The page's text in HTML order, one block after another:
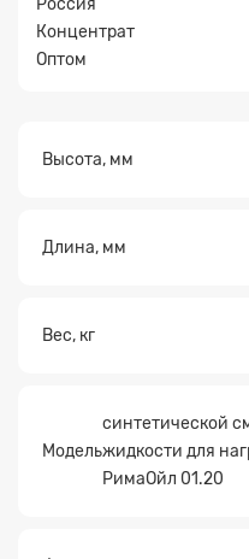
Концентрат
Оптом
Высота, мм
Длина, мм
Вес, кг
Модель
синтетической
жидкости для
РимаОйл 01.20